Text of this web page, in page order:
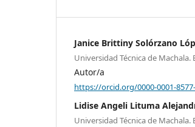
Janice Brittiny Solórzano
Universidad Técnica de Machala.
Autor/a
https://orcid.org/0000-0001-
Lidise Angeli Lituma
Universidad Técnica de Machala.